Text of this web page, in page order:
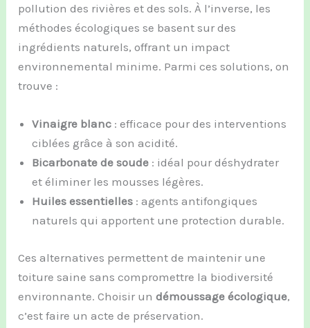
pollution des rivières et des sols. À l’inverse, les
méthodes écologiques se basent sur des
ingrédients naturels, offrant un impact
environnemental minime. Parmi ces solutions, on
trouve :
Vinaigre blanc : efficace pour des interventions
ciblées grâce à son acidité.
Bicarbonate de soude : idéal pour déshydrater
et éliminer les mousses légères.
Huiles essentielles : agents antifongiques
naturels qui apportent une protection durable.
Ces alternatives permettent de maintenir une
toiture saine sans compromettre la biodiversité
environnante. Choisir undémoussage écologique,
c’est faire un acte de préservation.